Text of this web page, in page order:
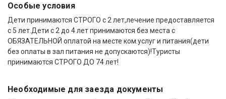
Особые условия
Дети принимаются СТРОГО с 2 лет,лечение предоставляется
с 5 лет.Дети с 2 до 4 лет принимаются без места с
ОБЯЗАТЕЛЬНОЙ оплатой на месте ком.услуг и питания(дети
без оплаты в зал питания не допускаются)!Туристы
принимаются СТРОГО ДО 74 лет!
Необходимые для заезда документы